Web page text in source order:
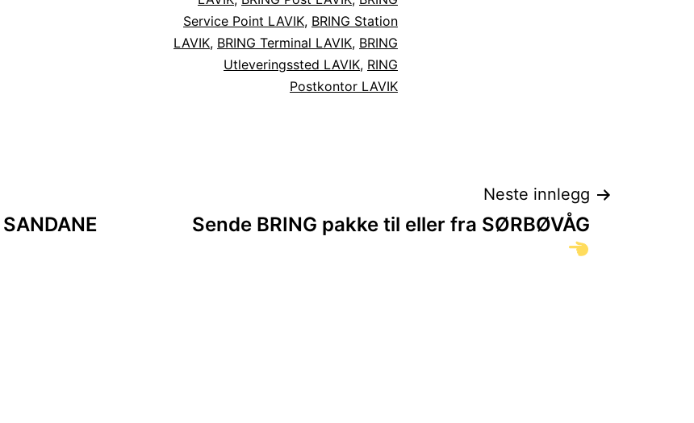
Service Point LAVIK, BRING Station
LAVIK, BRING Terminal LAVIK, BRING
Utleveringssted LAVIK, RING
Postkontor LAVIK
Neste innlegg
Sende BRING pakke til eller fra SØRBØVÅG